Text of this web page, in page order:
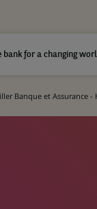
bank for a changing
Banque et Assurance -